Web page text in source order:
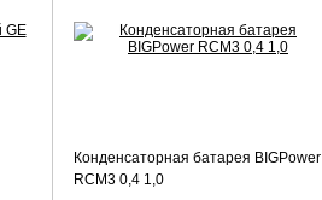
Конденсаторная батарея BIGPower
RCM3 0,4 1,0